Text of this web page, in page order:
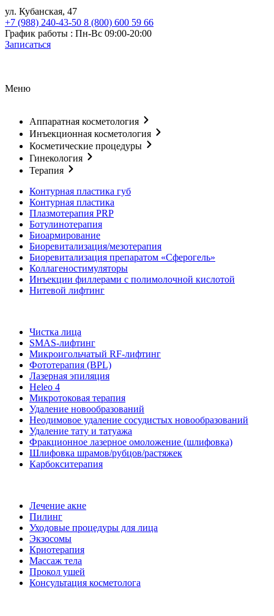
ул. Кубанская, 47
+7 (988) 240-43-50 8 (800) 600 59 66
График работы : Пн-Вс 09:00-20:00
Записаться
Меню
Аппаратная косметология
Инъекционная косметология
Косметические процедуры
Гинекология
Терапия
Контурная пластика губ
Контурная пластика
Плазмотерапия PRP
Ботулинотерапия
Биоармирование
Биоревитализация/мезотерапия
Биоревитализация препаратом «Сферогель»
Коллагеностимуляторы
Инъекции филлерами с полимолочной кислотой
Нитевой лифтинг
Чистка лица
SMAS-лифтинг
Микроигольчатый RF-лифтинг
Фототерапия (BPL)
Лазерная эпиляция
Heleo 4
Микротоковая терапия
Удаление новообразований
Неодимовое удаление сосудистых новообразований
Удаление тату и татуажа
Фракционное лазерное омоложение (шлифовка)
Шлифовка шрамов/рубцов/растяжек
Карбокситерапия
Лечение акне
Пилинг
Уходовые процедуры для лица
Экзосомы
Криотерапия
Массаж тела
Прокол ушей
Консультация косметолога